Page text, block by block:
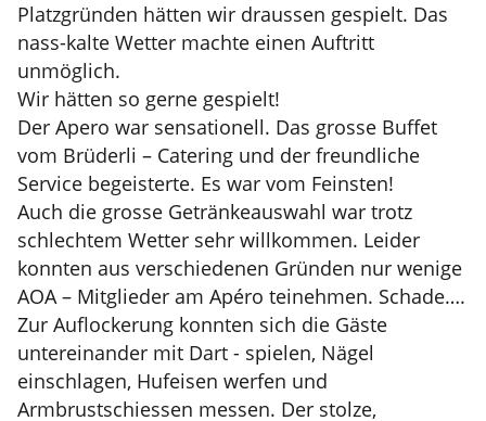
Platzgründen hätten wir draussen gespielt. Das
nass-kalte Wetter machte einen Auftritt
unmöglich.
Wir hätten so gerne gespielt!
Der Apero war sensationell. Das grosse Buffet
vom Brüderli – Catering und der freundliche
Service begeisterte. Es war vom Feinsten!
Auch die grosse Getränkeauswahl war trotz
schlechtem Wetter sehr willkommen. Leider
konnten aus verschiedenen Gründen nur wenige
AOA – Mitglieder am Apéro teinehmen. Schade….
Zur Auflockerung konnten sich die Gäste
untereinander mit Dart - spielen, Nägel
einschlagen, Hufeisen werfen und
Armbrustschiessen messen. Der stolze,